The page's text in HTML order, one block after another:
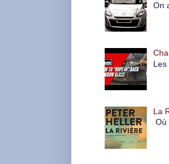
On
Les
La
Où